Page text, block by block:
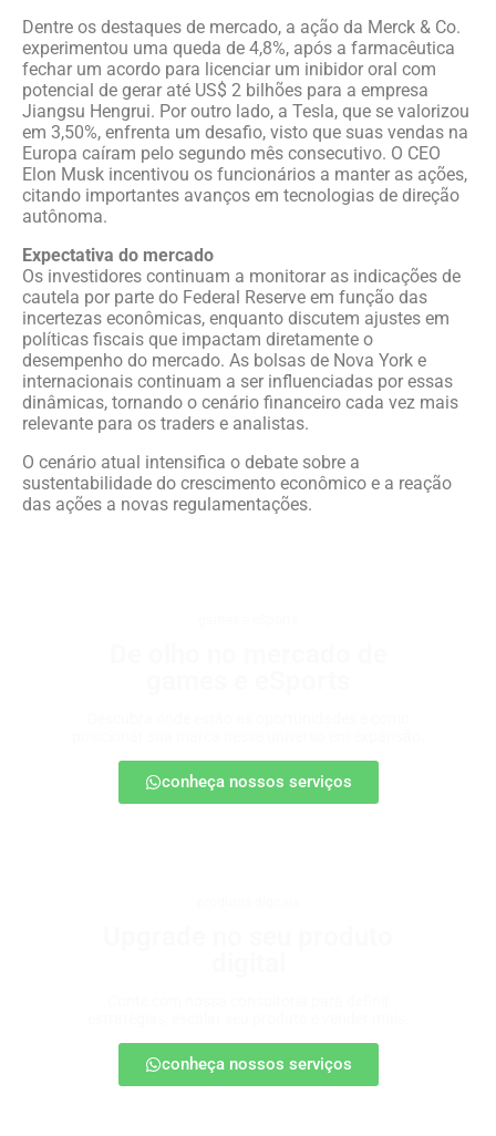
Dentre os destaques de mercado, a ação da Merck & Co.
experimentou uma queda de 4,8%, após a farmacêutica
fechar um acordo para licenciar um inibidor oral com
potencial de gerar até US$ 2 bilhões para a empresa
Jiangsu Hengrui. Por outro lado, a Tesla, que se valorizou
em 3,50%, enfrenta um desafio, visto que suas vendas na
Europa caíram pelo segundo mês consecutivo. O CEO
Elon Musk incentivou os funcionários a manter as ações,
citando importantes avanços em tecnologias de direção
autônoma.
Expectativa do mercado
Os investidores continuam a monitorar as indicações de
cautela por parte do Federal Reserve em função das
incertezas econômicas, enquanto discutem ajustes em
políticas fiscais que impactam diretamente o
desempenho do mercado. As bolsas de Nova York e
internacionais continuam a ser influenciadas por essas
dinâmicas, tornando o cenário financeiro cada vez mais
relevante para os traders e analistas.
O cenário atual intensifica o debate sobre a
sustentabilidade do crescimento econômico e a reação
das ações a novas regulamentações.
conheça nossos serviços
conheça nossos serviços